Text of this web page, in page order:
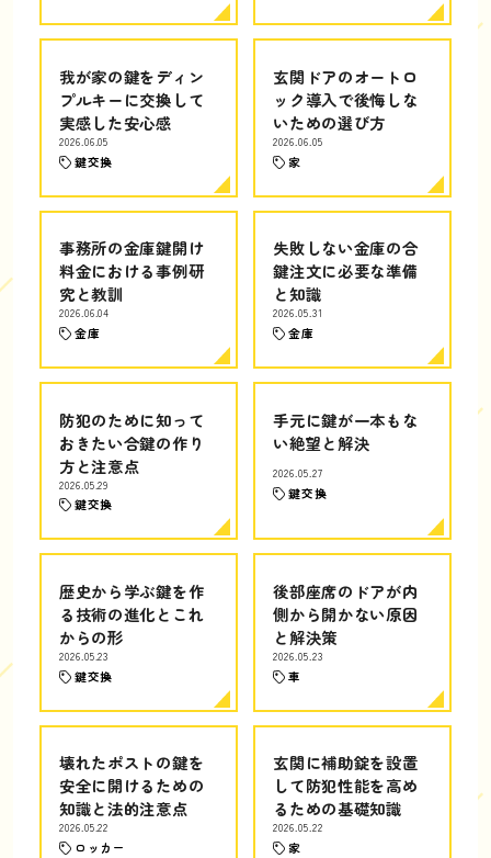
我が家の鍵をディン
プルキーに交換して
実感した安心感
2026.06.05
鍵交換
玄関ドアのオートロ
ック導入で後悔しな
いための選び方
2026.06.05
家
事務所の金庫鍵開け
料金における事例研
究と教訓
2026.06.04
金庫
失敗しない金庫の合
鍵注文に必要な準備
と知識
2026.05.31
金庫
防犯のために知って
おきたい合鍵の作り
方と注意点
2026.05.29
鍵交換
手元に鍵が一本もな
い絶望と解決
2026.05.27
鍵交換
歴史から学ぶ鍵を作
る技術の進化とこれ
からの形
2026.05.23
鍵交換
後部座席のドアが内
側から開かない原因
と解決策
2026.05.23
車
壊れたポストの鍵を
安全に開けるための
知識と法的注意点
2026.05.22
ロッカー
玄関に補助錠を設置
して防犯性能を高め
るための基礎知識
2026.05.22
家